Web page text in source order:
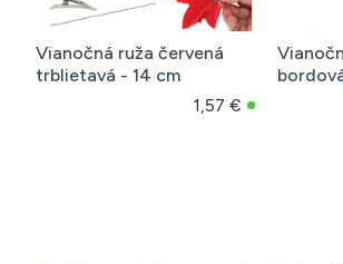
ruža
Pastelové balóny divá
ruža 25 cm sada 10 kusov